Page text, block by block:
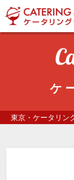
ケ
東京・ケータリン